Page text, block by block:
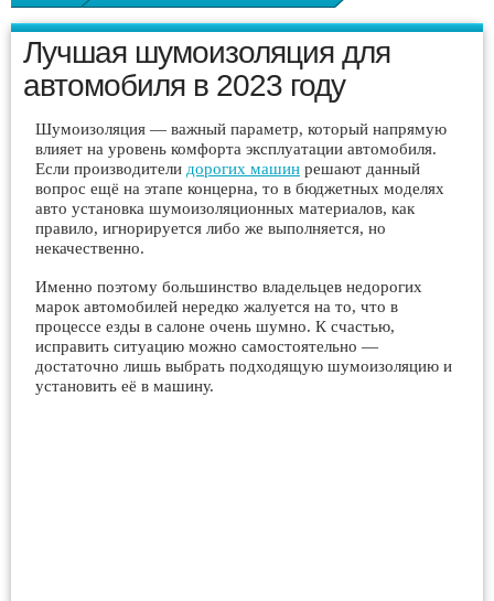
Лучшая шумоизоляция для
автомобиля в 2023 году
Шумоизоляция — важный параметр, который напрямую
влияет на уровень комфорта эксплуатации автомобиля.
Если производители дорогих машин решают данный
вопрос ещё на этапе концерна, то в бюджетных моделях
авто установка шумоизоляционных материалов, как
правило, игнорируется либо же выполняется, но
некачественно.
Именно поэтому большинство владельцев недорогих
марок автомобилей нередко жалуется на то, что в
процессе езды в салоне очень шумно. К счастью,
исправить ситуацию можно самостоятельно —
достаточно лишь выбрать подходящую шумоизоляцию и
установить её в машину.